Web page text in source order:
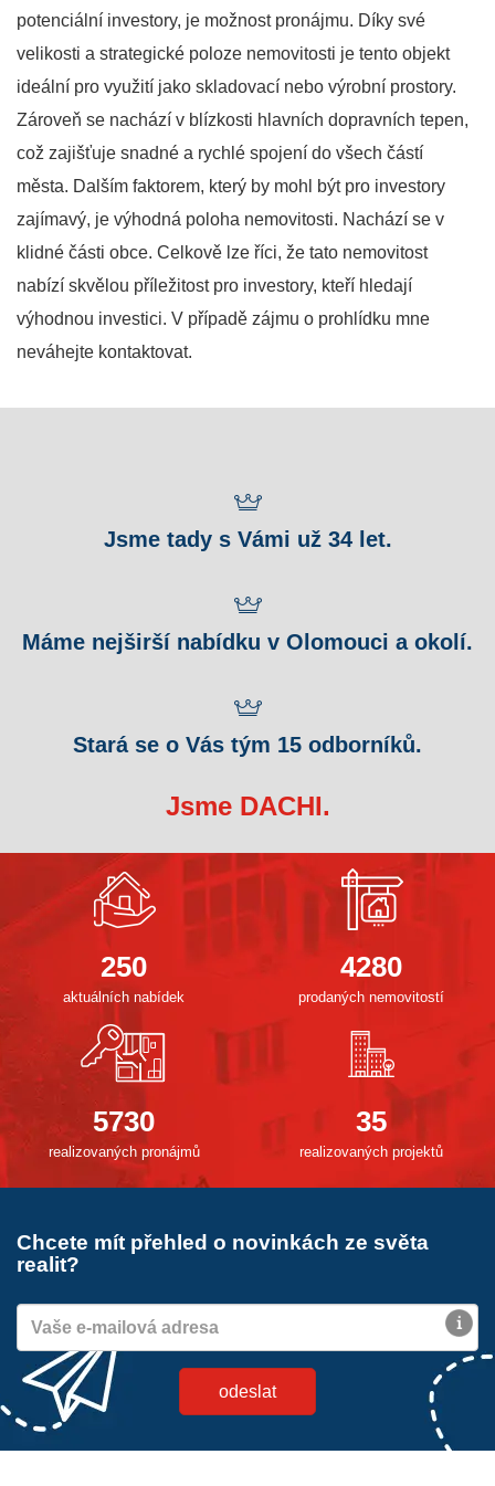
potenciální investory, je možnost pronájmu. Díky své
velikosti a strategické poloze nemovitosti je tento objekt
ideální pro využití jako skladovací nebo výrobní prostory.
Zároveň se nachází v blízkosti hlavních dopravních tepen,
což zajišťuje snadné a rychlé spojení do všech částí
města. Dalším faktorem, který by mohl být pro investory
zajímavý, je výhodná poloha nemovitosti. Nachází se v
klidné části obce. Celkově lze říci, že tato nemovitost
nabízí skvělou příležitost pro investory, kteří hledají
výhodnou investici. V případě zájmu o prohlídku mne
neváhejte kontaktovat.
Jsme tady s Vámi už 34 let.
Máme nejširší nabídku v Olomouci a okolí.
Stará se o Vás tým 15 odborníků.
Jsme DACHI.
250
aktuálních nabídek
4280
prodaných nemovitostí
5730
realizovaných pronájmů
35
realizovaných projektů
Chcete mít přehled o novinkách ze světa
realit?